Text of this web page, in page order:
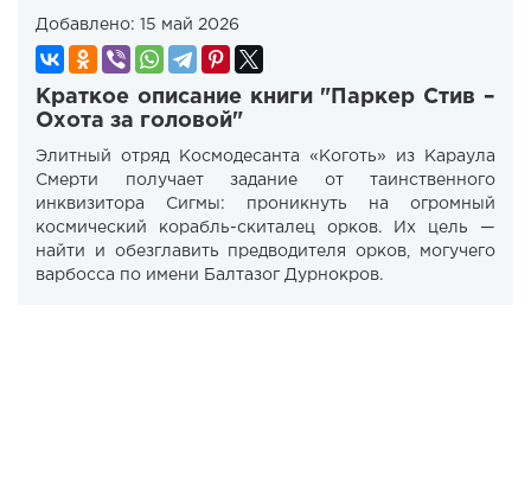
Добавлено: 15 май 2026
Краткое описание книги "Паркер Стив –
Охота за головой"
Элитный отряд Космодесанта «Коготь» из Караула
Смерти получает задание от таинственного
инквизитора Сигмы: проникнуть на огромный
космический корабль-скиталец орков. Их цель —
найти и обезглавить предводителя орков, могучего
варбосса по имени Балтазог Дурнокров.